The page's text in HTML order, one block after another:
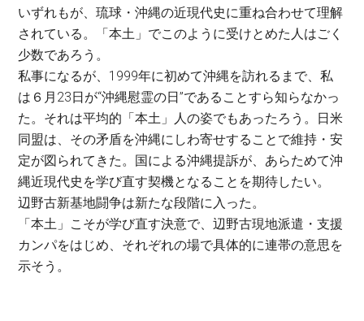
いずれもが、琉球・沖縄の近現代史に重ね合わせて理解
されている。「本土」でこのように受けとめた人はごく
少数であろう。
私事になるが、1999年に初めて沖縄を訪れるまで、私
は６月23日が“沖縄慰霊の日”であることすら知らなかっ
た。それは平均的「本土」人の姿でもあったろう。日米
同盟は、その矛盾を沖縄にしわ寄せすることで維持・安
定が図られてきた。国による沖縄提訴が、あらためて沖
縄近現代史を学び直す契機となることを期待したい。
辺野古新基地闘争は新たな段階に入った。
「本土」こそが学び直す決意で、辺野古現地派遣・支援
カンパをはじめ、それぞれの場で具体的に連帯の意思を
示そう。